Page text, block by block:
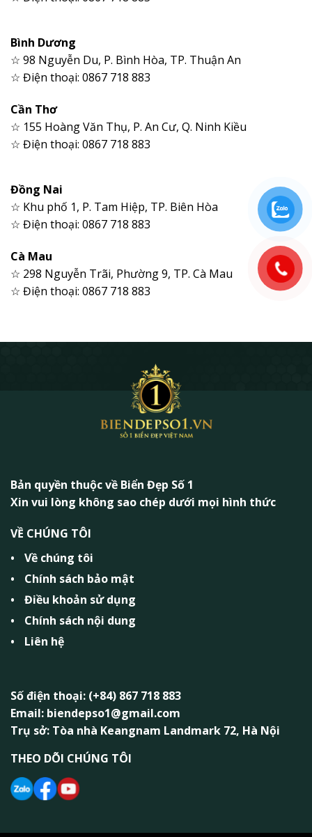
Bình Dương
☆ 98 Nguyễn Du, P. Bình Hòa, TP. Thuận An
☆ Điện thoại: 0867 718 883
Cần Thơ
☆ 155 Hoàng Văn Thụ, P. An Cư, Q. Ninh Kiều
☆ Điện thoại: 0867 718 883
Đồng Nai
☆ Khu phố 1, P. Tam Hiệp, TP. Biên Hòa
☆ Điện thoại: 0867 718 883
Cà Mau
☆ 298 Nguyễn Trãi, Phường 9, TP. Cà Mau
☆ Điện thoại: 0867 718 883
Bản quyền thuộc về Biển Đẹp Số 1
Xin vui lòng không sao chép dưới mọi hình thức
VỀ CHÚNG TÔI
Về chúng tôi
Chính sách bảo mật
Điều khoản sử dụng
Chính sách nội dung
Liên hệ
Số điện thoại: (+84) 867 718 883
Email: biendepso1@gmail.com
Trụ sở: Tòa nhà Keangnam Landmark 72, Hà Nội
THEO DÕI CHÚNG TÔI